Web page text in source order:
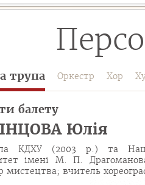
трупа Оркестр Хор
балету
Юлія
КДХУ (2003 р.) та
імені М. П.
мистецтва; вчитель